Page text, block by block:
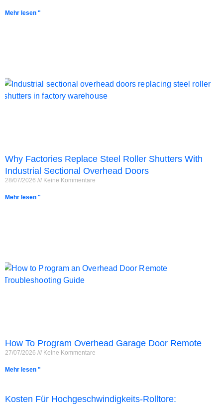
Mehr lesen "
Why Factories Replace Steel Roller Shutters With
Industrial Sectional Overhead Doors
28/07/2026 Keine Kommentare
Mehr lesen "
How To Program Overhead Garage Door Remote
27/07/2026 Keine Kommentare
Mehr lesen "
Kosten Für Hochgeschwindigkeits-Rolltore: